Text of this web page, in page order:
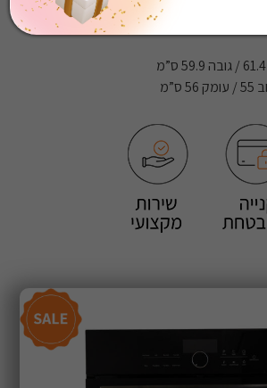
תבנית עמוקה רשת לטוגנים ורשת